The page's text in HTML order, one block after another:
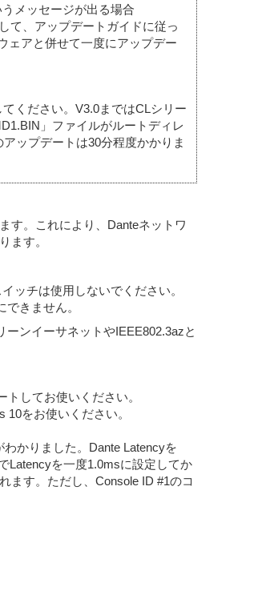
メッセージが出る場合
て、アップデートガイドに従っ
ェアと併せて一度にアップデー
ください。V3.0まではCLシリー
」ファイルがルートディレ
ップデートは30分程度かかりま
す。これにより、Danteネットワ
ます。
ッチは使用しないでください。
きません。
ンイーサネットやIEEE802.3azと
してお使いください。
をお使いください。
かりました。Dante Latencyを
Latencyを一度1.0msに設定してか
ます。ただし、Console ID #1のコ